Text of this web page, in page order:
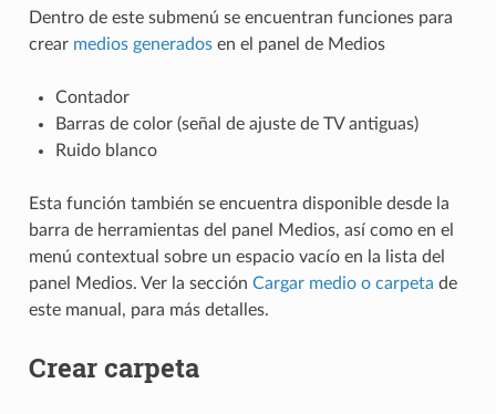
Dentro de este submenú se encuentran funciones para
crear medios generadosen el panel de Medios
Contador
Barras de color (señal de ajuste de TV antiguas)
Ruido blanco
Esta función también se encuentra disponible desde la
barra de herramientas del panel Medios, así como en el
menú contextual sobre un espacio vacío en la lista del
panel Medios. Ver la sección Cargar medio o carpeta de
este manual, para más detalles.
Crear carpeta